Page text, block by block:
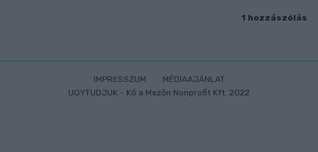
1 hozzászólás
IMPRESSZUM
MÉDIAAJÁNLAT
UGYTUDJUK - Kő a Mezőn Nonprofit Kft. 2022